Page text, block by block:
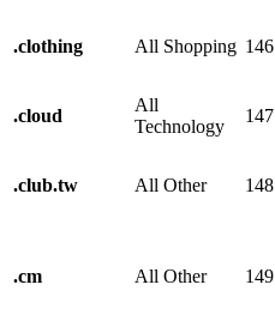
.clothing All Shopping 146
.cloud
All
Technology
147
.club.tw All Other 148
.cm All Other 149